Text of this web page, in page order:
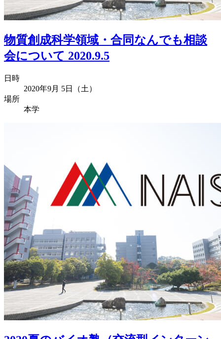
物質創成科学領域・合同なんでも相談
会について 2020.9.5
日時
2020年9月 5日（土）
場所
本学